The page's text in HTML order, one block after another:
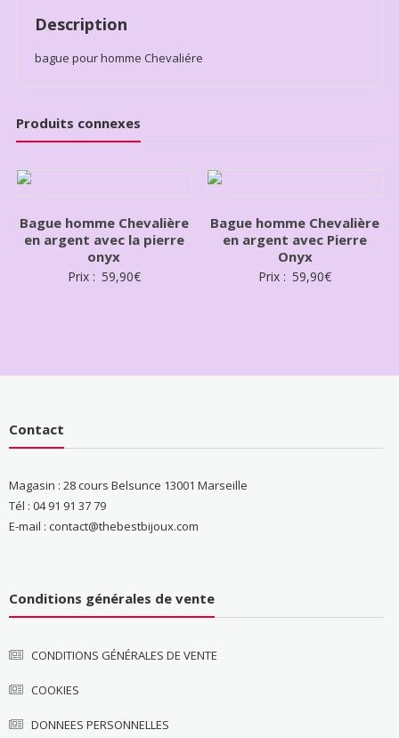
Description
bague pour homme Chevaliére
Produits connexes
Bague homme Chevalière
en argent avec la pierre
onyx
Prix : 59,90€
Bague homme Chevalière
en argent avec Pierre
Onyx
Prix : 59,90€
Contact
Magasin : 28 cours Belsunce 13001 Marseille
Tél : 04 91 91 37 79
E-mail : contact@thebestbijoux.com
Conditions générales de vente
CONDITIONS GÉNÉRALES DE VENTE
COOKIES
DONNEES PERSONNELLES